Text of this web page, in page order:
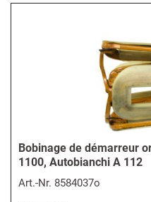
Bobinage de démarreur
1100, Autobianchi A 112
Art.-Nr. 8584037o